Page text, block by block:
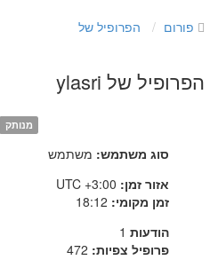
פורום הפרופיל של
הפרופיל של ylasri
מנותק
סוג משתמש: משתמש
אזור זמן: UTC +3:00
זמן מקומי: 18:12
הודעות 1
פרופיל צפיות: 472